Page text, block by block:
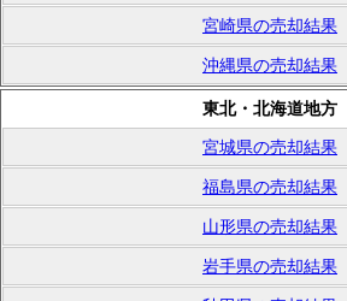
宮崎県の売却結果
沖縄県の売却結果
東北・北海道地方
宮城県の売却結果
福島県の売却結果
山形県の売却結果
岩手県の売却結果